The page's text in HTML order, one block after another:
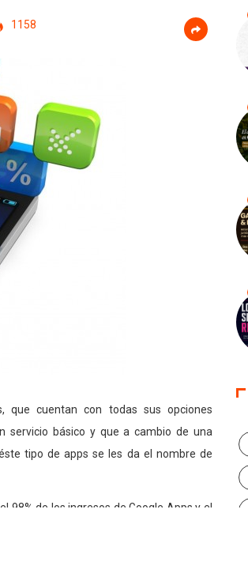
1158
que cuentan con todas sus opciones
servicio básico y que a cambio de una
tipo de apps se les da el nombre de
98% de los ingresos de Google Apps y el